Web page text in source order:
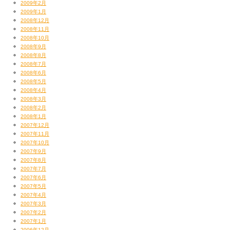
あっという間に出ちゃいました（笑）
北の大地でサイコーのLIVEして
仲間と酌み交わすSAPPORO CLASSICは
言うまでもなく
しっかしなんで杉元の隣
アシリパちゃんじゃなくて白石なんだ？と思ったら
彼女未成年だもんねー。そりゃそうだー。
今日からツアーTの色もチェンジ、
Black On Blackになったのであった。
うーん、これカッコいいかも。ツアータイトル、
『来ちゃった♡』とか『練習』とかだったら
一体どんなデザインになっていたのだろうか
ああ、『インザハウス』にしといて良かった（笑）
ま、今オレが一番『インザハウス』なんですけどね（涙）
2009年2月
2009年1月
2008年12月
2008年11月
2008年10月
2008年9月
2008年8月
2008年7月
2008年6月
2008年5月
2008年4月
2008年3月
2008年2月
2008年1月
2007年12月
2007年11月
2007年10月
2007年9月
2007年8月
2007年7月
2007年6月
2007年5月
2007年4月
2007年3月
2007年2月
2007年1月